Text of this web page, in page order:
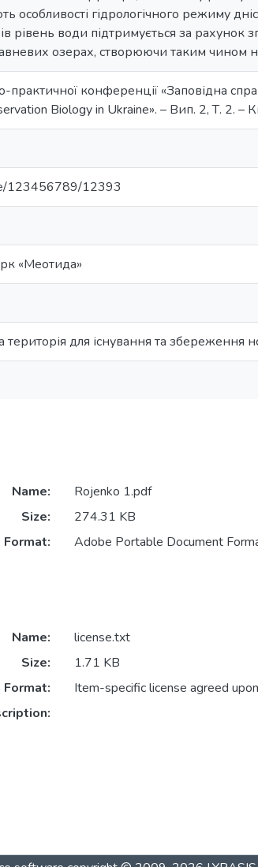
особливості гідрологічного режиму
рівень води підтримується за рахунок
озерах, створюючи таким чином
практичної конференції «Заповідна
Biology in Ukraine». – Вип. 2, Т. 2. –
123456789/12393
«Меотида»
для існування та збереження
Name:
Rojenko 1.pdf
Size:
274.31 KB
Format:
Adobe Portable Document
Name:
license.txt
Size:
1.71 KB
Format:
Item-specific license agreed